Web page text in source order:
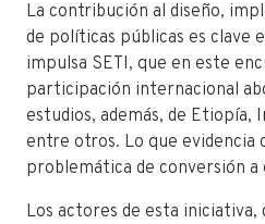
La contribución al diseño,
de políticas públicas es clave
impulsa SETI, que en este
participación internacional
estudios, además, de Etiopía,
entre otros. Lo que evidencia
problemática de conversión
Los actores de esta iniciativa,